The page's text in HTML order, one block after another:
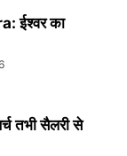
ईश्वर का
तभी सैलरी से